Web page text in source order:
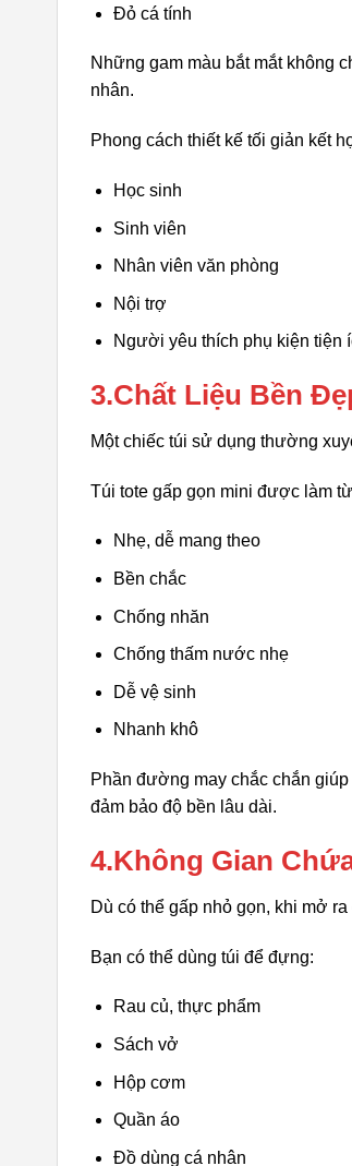
Đỏ cá tính
Những gam màu bắt mắt không
nhân.
Phong cách thiết kế tối giản kết
Học sinh
Sinh viên
Nhân viên văn phòng
Nội trợ
Người yêu thích phụ kiện tiện
3.Chất Liệu Bền
Một chiếc túi sử dụng thường
Túi tote gấp gọn mini được làm
Nhẹ, dễ mang theo
Bền chắc
Chống nhăn
Chống thấm nước nhẹ
Dễ vệ sinh
Nhanh khô
Phần đường may chắc chắn
đảm bảo độ bền lâu dài.
4.Không Gian
Dù có thể gấp nhỏ gọn, khi mở
Bạn có thể dùng túi để đựng:
Rau củ, thực phẩm
Sách vở
Hộp cơm
Quần áo
Đồ dùng cá nhân